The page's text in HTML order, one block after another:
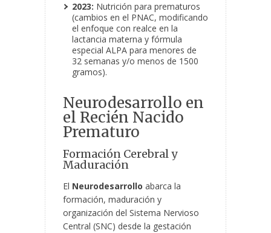
2023: Nutrición para prematuros
(cambios en el PNAC, modificando
el enfoque con realce en la
lactancia materna y fórmula
especial ALPA para menores de
32 semanas y/o menos de 1500
gramos).
Neurodesarrollo en
el Recién Nacido
Prematuro
Formación Cerebral y
Maduración
El Neurodesarrollo abarca la
formación, maduración y
organización del Sistema Nervioso
Central (SNC) desde la gestación